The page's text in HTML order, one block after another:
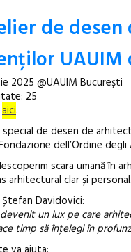
de
UAUIM
2025 @UAUIM București
25
aici.
special de desen de
dell’Ordine
scara umană în
arhitectural clar și personal.
Davidovici:
un lux pe care
timp să înțelegi în